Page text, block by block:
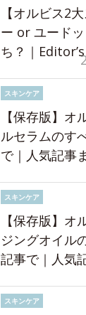
【オルビス2
ー or ユード
ち？｜
スキンケア
【保存版】オ
ルセラムのす
で｜人気記事
スキンケア
【保存版】オ
ジングオイル
記事で｜人気
スキンケア